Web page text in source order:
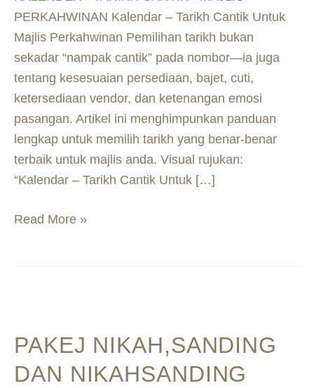
PERKAHWINAN Kalendar – Tarikh Cantik Untuk
Majlis Perkahwinan Pemilihan tarikh bukan
sekadar “nampak cantik” pada nombor—ia juga
tentang kesesuaian persediaan, bajet, cuti,
ketersediaan vendor, dan ketenangan emosi
pasangan. Artikel ini menghimpunkan panduan
lengkap untuk memilih tarikh yang benar-benar
terbaik untuk majlis anda. Visual rujukan:
“Kalendar – Tarikh Cantik Untuk […]
Read More »
PAKEJ NIKAH,SANDING
DAN NIKAHSANDING
dan